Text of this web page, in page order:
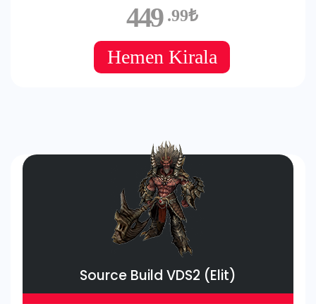
449 .99₺
Hemen Kirala
Source Build VDS2 (Elit)